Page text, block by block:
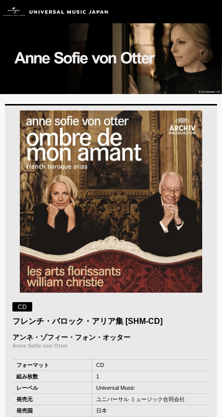
CD
フレンチ・バロック・アリア集 [SHM-CD]
アンネ・ゾフィー・フォン・オッター
Anne Sofie von Otter
フォーマット
CD
組み枚数
1
レーベル
Universal Music
発売元
ユニバーサル ミュージック合同会社
発売国
日本